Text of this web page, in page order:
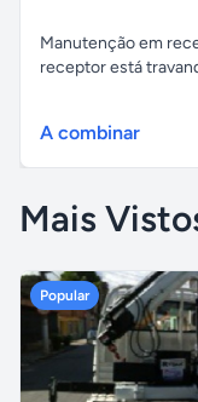
Manutenção em
receptor está
A combinar
Mais
Popular